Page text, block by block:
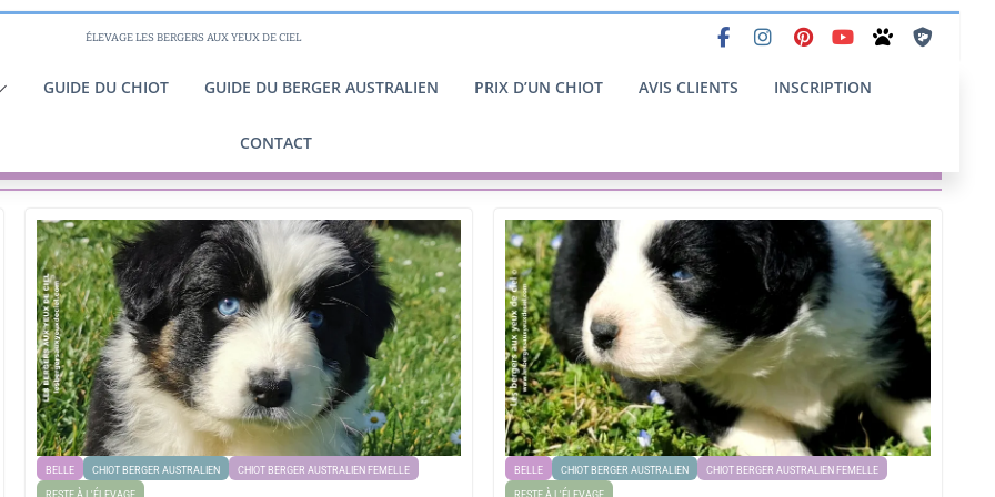
ÉLEVAGE LES BERGERS AUX YEUX DE CIEL
GUIDE DU CHIOT GUIDE DU BERGER AUSTRALIEN PRIX D’UN CHIOT AVIS CLIENTS INSCRIPTION
CONTACT
BELLE CHIOT BERGER AUSTRALIEN CHIOT BERGER AUSTRALIEN FEMELLE
RESTE À L'ÉLEVAGE
BELLE CHIOT BERGER AUSTRALIEN CHIOT BERGER AUSTRALIEN FEMELLE
RESTE À L'ÉLEVAGE